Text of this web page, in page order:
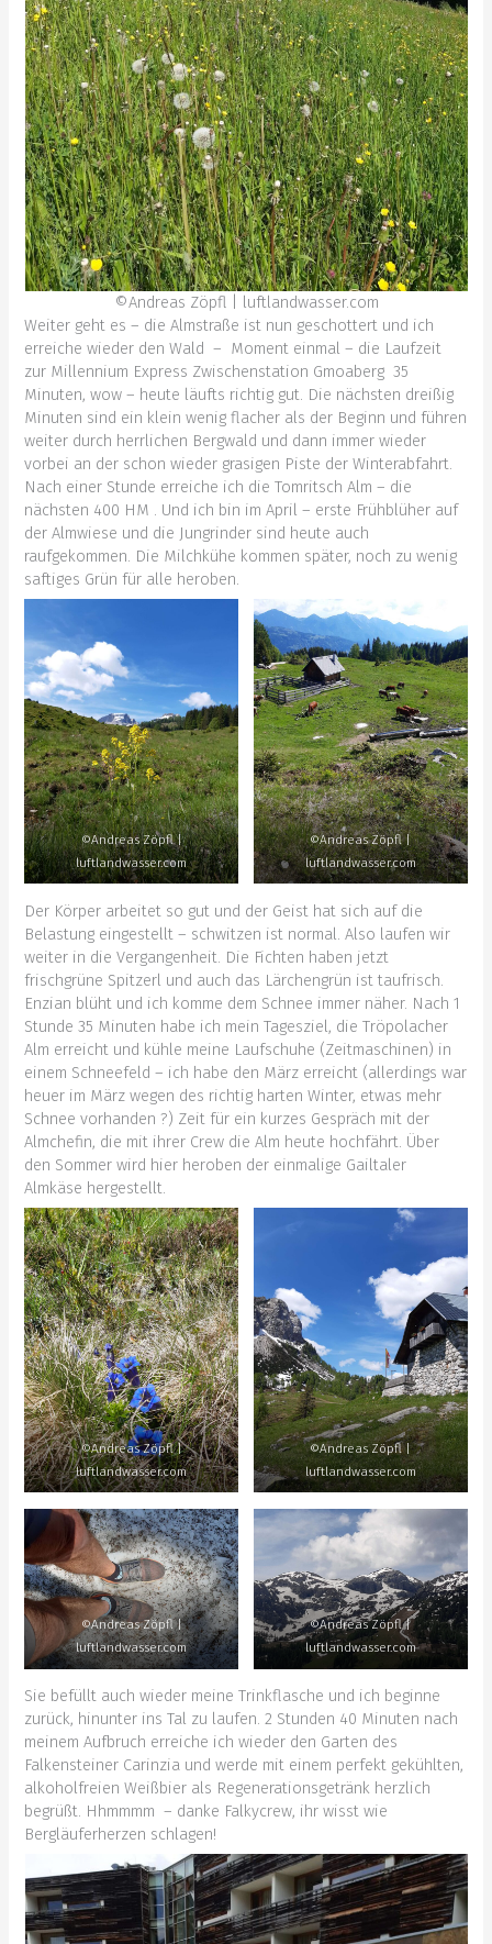
©Andreas Zöpfl | luftlandwasser.com
Weiter geht es – die Almstraße ist nun geschottert und ich
erreiche wieder den Wald – Moment einmal – die Laufzeit
zur Millennium Express Zwischenstation Gmoaberg 35
Minuten, wow – heute läufts richtig gut. Die nächsten dreißig
Minuten sind ein klein wenig flacher als der Beginn und führen
weiter durch herrlichen Bergwald und dann immer wieder
vorbei an der schon wieder grasigen Piste der Winterabfahrt.
Nach einer Stunde erreiche ich die Tomritsch Alm – die
nächsten 400 HM . Und ich bin im April – erste Frühblüher auf
der Almwiese und die Jungrinder sind heute auch
raufgekommen. Die Milchkühe kommen später, noch zu wenig
saftiges Grün für alle heroben.
©Andreas Zöpfl |
luftlandwasser.com
©Andreas Zöpfl |
luftlandwasser.com
Der Körper arbeitet so gut und der Geist hat sich auf die
Belastung eingestellt – schwitzen ist normal. Also laufen wir
weiter in die Vergangenheit. Die Fichten haben jetzt
frischgrüne Spitzerl und auch das Lärchengrün ist taufrisch.
Enzian blüht und ich komme dem Schnee immer näher. Nach 1
Stunde 35 Minuten habe ich mein Tagesziel, die Tröpolacher
Alm erreicht und kühle meine Laufschuhe (Zeitmaschinen) in
einem Schneefeld – ich habe den März erreicht (allerdings war
heuer im März wegen des richtig harten Winter, etwas mehr
Schnee vorhanden ?) Zeit für ein kurzes Gespräch mit der
Almchefin, die mit ihrer Crew die Alm heute hochfährt. Über
den Sommer wird hier heroben der einmalige Gailtaler
Almkäse hergestellt.
©Andreas Zöpfl |
luftlandwasser.com
©Andreas Zöpfl |
luftlandwasser.com
©Andreas Zöpfl |
luftlandwasser.com
©Andreas Zöpfl |
luftlandwasser.com
Sie befüllt auch wieder meine Trinkflasche und ich beginne
zurück, hinunter ins Tal zu laufen. 2 Stunden 40 Minuten nach
meinem Aufbruch erreiche ich wieder den Garten des
Falkensteiner Carinzia und werde mit einem perfekt gekühlten,
alkoholfreien Weißbier als Regenerationsgetränk herzlich
begrüßt. Hhmmmm – danke Falkycrew, ihr wisst wie
Bergläuferherzen schlagen!